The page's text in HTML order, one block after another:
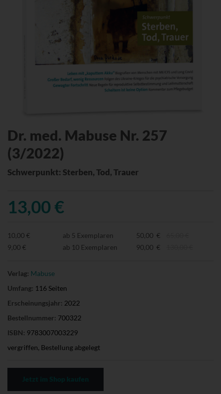
Dr. med. Mabuse Nr. 257
(3/2022)
Schwerpunkt: Sterben, Tod, Trauer
13,00 €
10,00 € ab 5 Exemplaren 50,00 €
9,00 €
ab 10 Exemplaren 90,00 €
Verlag: Mabuse
Umfang: 116 Seiten
Erscheinungsjahr: 2022
Bestellnummer: 700322
ISBN: 9783007003229
vergriffen, Bestellung abgelegt